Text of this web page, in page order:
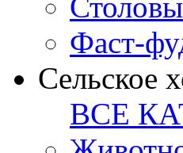
Фаст-
Сельское
ВСЕ